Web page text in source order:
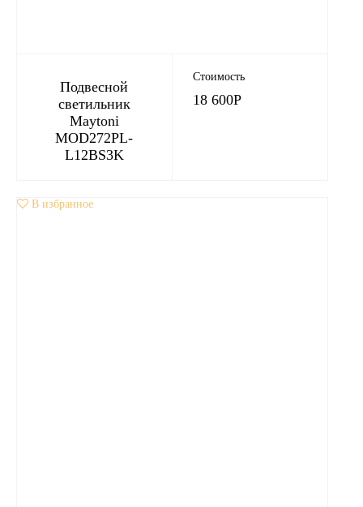
Подвесной
светильник
Maytoni
MOD272PL-
L12BS3K
Стоимость
18 600Р
В избранное